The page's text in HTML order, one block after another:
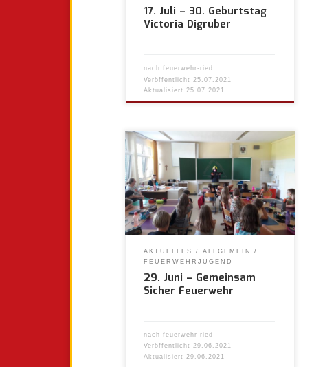
17. Juli – 30. Geburtstag
Victoria Digruber
nachfeuerwehr-ried
Veröffentlicht 25.07.2021
Aktualisiert25.07.2021
AKTUELLES
ALLGEMEIN
FEUERWEHRJUGEND
29. Juni – Gemeinsam
Sicher Feuerwehr
nachfeuerwehr-ried
Veröffentlicht29.06.2021
Aktualisiert29.06.2021